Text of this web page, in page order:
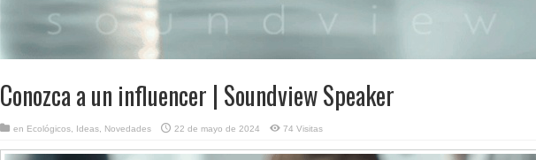
Conozca a un influencer | Soundview Speaker
en Ecológicos Ideas Novedades 22 de mayo de 2024 74 Visitas